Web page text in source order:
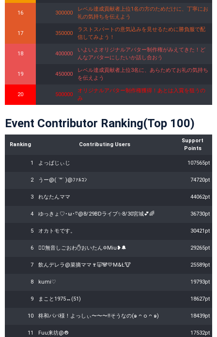
16 300000
レベル達成貢献者上位1名の方のためだけに、丁寧にお
礼の気持ちを伝えよう
17 350000
ラストスパートの意気込みを見せるために勝負服で配
信してみよう！
18 400000
いよいよオリジナルアバター制作権がみえてきた！ど
んなアバターにしたいか話し合おう
19 450000
レベル達成貢献者上位3名に、あらためてお礼の気持ち
を伝えよう
20 500000
オリジナルアバター制作権獲得！あとは入賞を狙うの
み
Event Contributor Ranking(Top 100)
Ranking Contributing Users
Support
Points
1 よっぱじぃじ 107565pt
2 うー@( ˙꒳​˙ )@ﾌｧﾙｺﾝ 74720pt
3 れなたんママ 44062pt
4 ゆっきょ♡･ω･♡@8/29BDライブ✨8/30宮城💕🌈 36730pt
5 オカトモです。 30421pt
6 👷‍♂️無音しごおわ✋おいたん✡️Miu❥🔔 29265pt
7 飲んデレラ@菜摘ママ🍷🐷🐼‪‬💛M&Ł🐮 25589pt
8 kumi♡ 19793pt
9 まこと1975↔(51) 18627pt
10 柊和パパ様！よっしぃ〜〜〜!!そうなの(๑ ᴖ ᴑ ᴖ ๑) 18439pt
11 Fuu来坊@® 17532pt